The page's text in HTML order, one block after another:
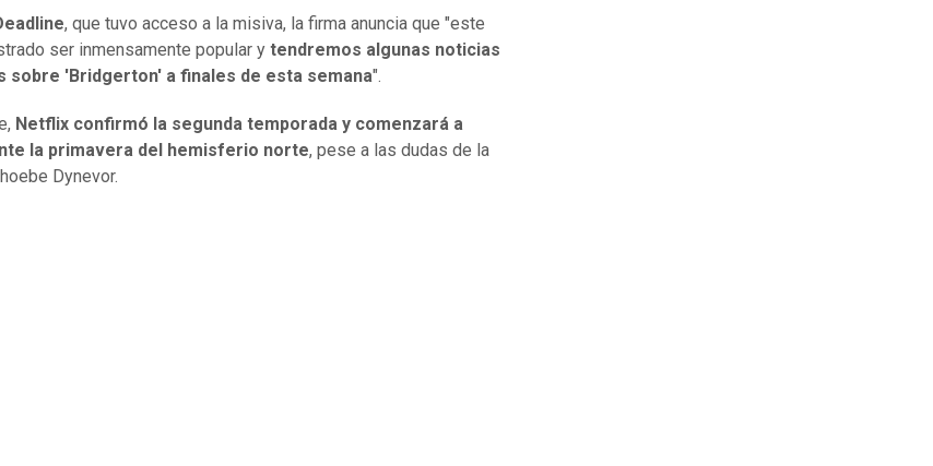
, que tuvo acceso a la misiva, la firma anuncia que "este
ser inmensamente popular y tendremos algunas noticias
sobre 'Bridgerton' a finales de esta semana".
Netflix confirmó la segunda temporada y comenzará a
la primavera del hemisferio norte, pese a las dudas de la
Dynevor.